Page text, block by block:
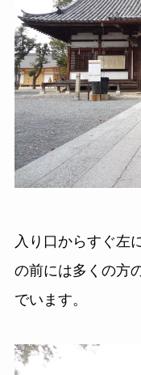
入り口からすぐ左
の前には多くの方
でいます。